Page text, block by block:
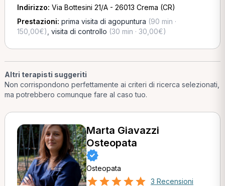
Indirizzo: Via Bottesini 21/A - 26013 Crema (CR)
Prestazioni: prima visita di agopuntura (90 min ·
150,00€) visita di controllo (30 min · 30,00€)
Altri terapisti suggeriti
Non corrispondono perfettamente ai criteri di ricerca selezionati,
ma potrebbero comunque fare al caso tuo.
Marta Giavazzi
Osteopata
Osteopata
3 Recensioni